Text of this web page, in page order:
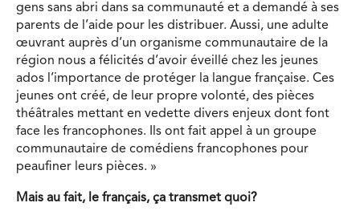
gens sans abri dans sa communauté et a demandé à ses
parents de l’aide pour les distribuer. Aussi, une adulte
œuvrant auprès d’un organisme communautaire de la
région nous a félicités d’avoir éveillé chez les jeunes
ados l’importance de protéger la langue française. Ces
jeunes ont créé, de leur propre volonté, des pièces
théâtrales mettant en vedette divers enjeux dont font
face les francophones. Ils ont fait appel à un groupe
communautaire de comédiens francophones pour
peaufiner leurs pièces. »
Mais au fait, le français, ça transmet quoi?